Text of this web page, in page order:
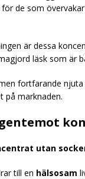
de som
är dessa
läsk som är
fortfarande
på marknaden.
utan
till en hälsosam